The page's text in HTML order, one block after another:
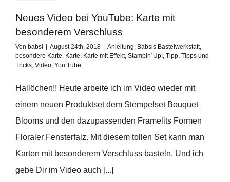
Neues Video bei YouTube: Karte mit
besonderem Verschluss
Von babsi August 24th, 2018 Anleitung, Babsis Bastelwerkstatt,
besondere Karte, Karte, Karte mit Effekt, Stampin´Up!, Tipp, Tipps und
Tricks, Video, You Tube
Hallöchen!! Heute arbeite ich im Video wieder mit
einem neuen Produktset dem Stempelset Bouquet
Blooms und den dazupassenden Framelits Formen
Floraler Fensterfalz. Mit diesem tollen Set kann man
Karten mit besonderem Verschluss basteln. Und ich
gebe Dir im Video auch [...]